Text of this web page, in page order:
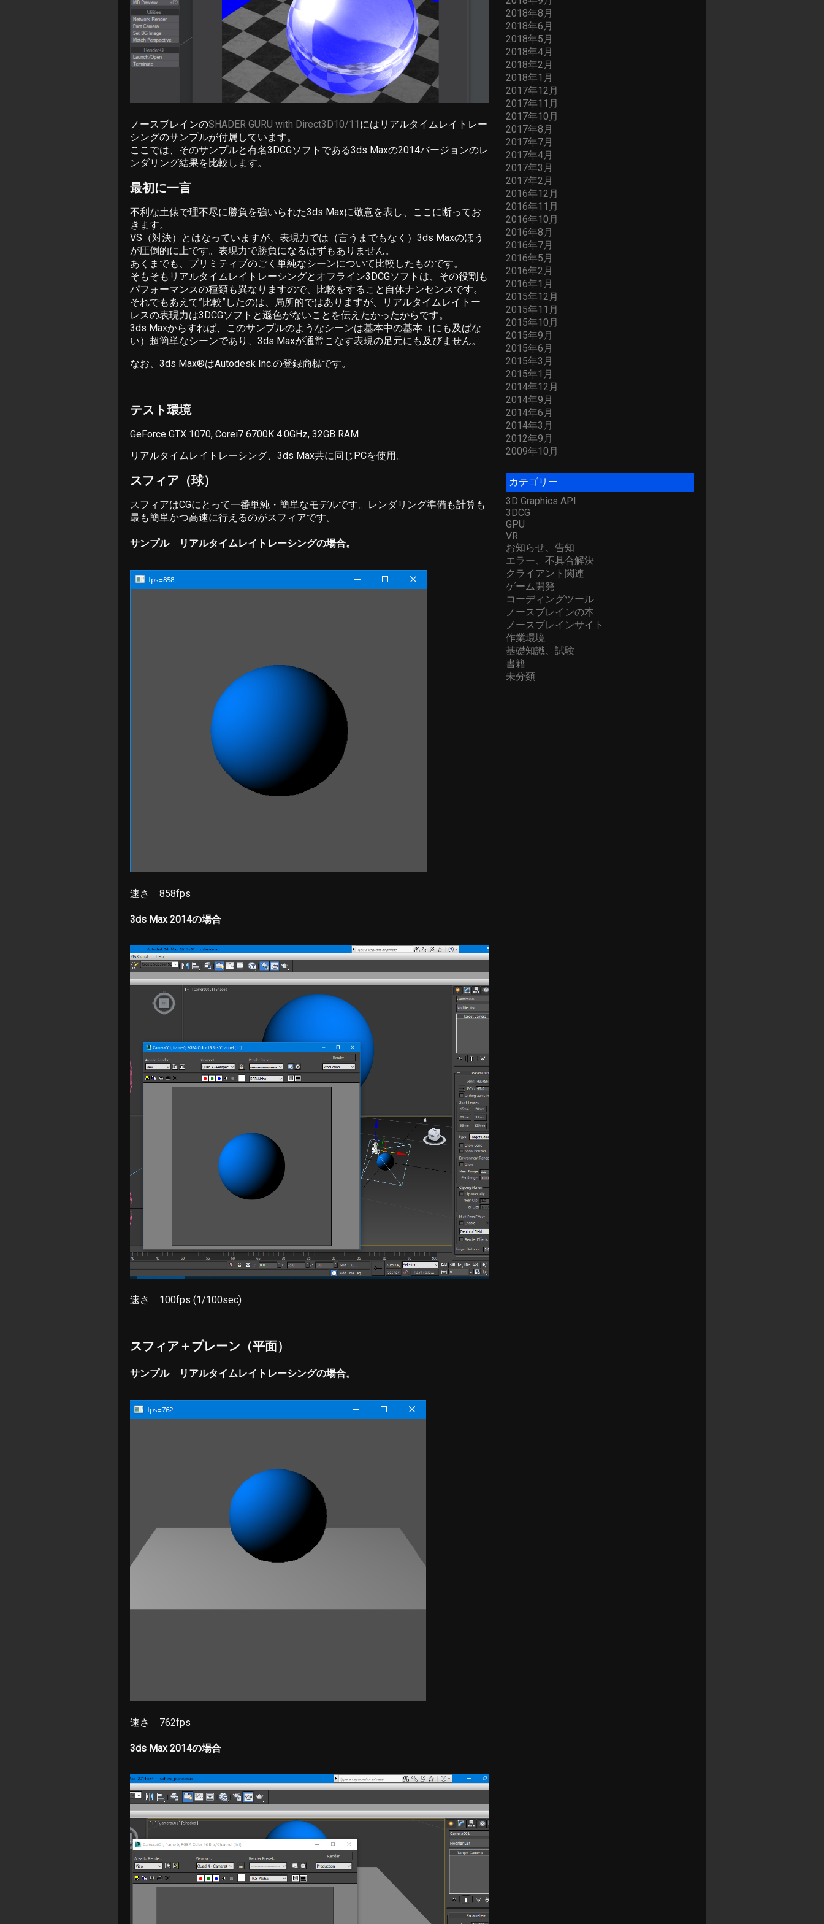
ノースブレインのSHADER GURU with Direct3D10/11 にはリアルタイムレイトレー
シングのサンプルが付属しています。
ここでは、そのサンプルと有名3DCGソフトである3ds Maxの2014バージョンのレ
ンダリング結果を比較します。
最初に一言
不利な土俵で理不尽に勝負を強いられた3ds Maxに敬意を表し、ここに断ってお
きます。
VS（対決）とはなっていますが、表現力では（言うまでもなく）3ds Maxのほう
が圧倒的に上です。表現力で勝負になるはずもありません。
あくまでも、プリミティブのごく単純なシーンについて比較したものです。
そもそもリアルタイムレイトレーシングとオフライン3DCGソフトは、その役割も
パフォーマンスの種類も異なりますので、比較をすること自体ナンセンスです。
それでもあえて”比較”したのは、局所的ではありますが、リアルタイムレイトー
レスの表現力は3DCGソフトと遜色がないことを伝えたかったからです。
3ds Maxからすれば、このサンプルのようなシーンは基本中の基本（にも及ばな
い）超簡単なシーンであり、3ds Maxが通常こなす表現の足元にも及びません。
なお、3ds Max®はAutodesk Inc.の登録商標です。
テスト環境
GeForce GTX 1070, Corei7 6700K 4.0GHz, 32GB RAM
リアルタイムレイトレーシング、3ds Max共に同じPCを使用。
スフィア（球）
スフィアはCGにとって一番単純・簡単なモデルです。レンダリング準備も計算も
最も簡単かつ高速に行えるのがスフィアです。
サンプル リアルタイムレイトレーシングの場合。
速さ 858fps
3ds Max 2014の場合
速さ 100fps (1/100sec)
スフィア＋プレーン（平面）
サンプル リアルタイムレイトレーシングの場合。
速さ 762fps
3ds Max 2014の場合
2018年8月
2018年6月
2018年5月
2018年4月
2018年2月
2018年1月
2017年12月
2017年11月
2017年10月
2017年8月
2017年7月
2017年4月
2017年3月
2017年2月
2016年12月
2016年11月
2016年10月
2016年8月
2016年7月
2016年5月
2016年2月
2016年1月
2015年12月
2015年11月
2015年10月
2015年9月
2015年6月
2015年3月
2015年1月
2014年12月
2014年9月
2014年6月
2014年3月
2012年9月
2009年10月
カテゴリー
3D Graphics API
3DCG
GPU
VR
お知らせ、告知
エラー、不具合解決
クライアント関連
ゲーム開発
コーディングツール
ノースブレインの本
ノースブレインサイト
作業環境
基礎知識、試験
書籍
未分類